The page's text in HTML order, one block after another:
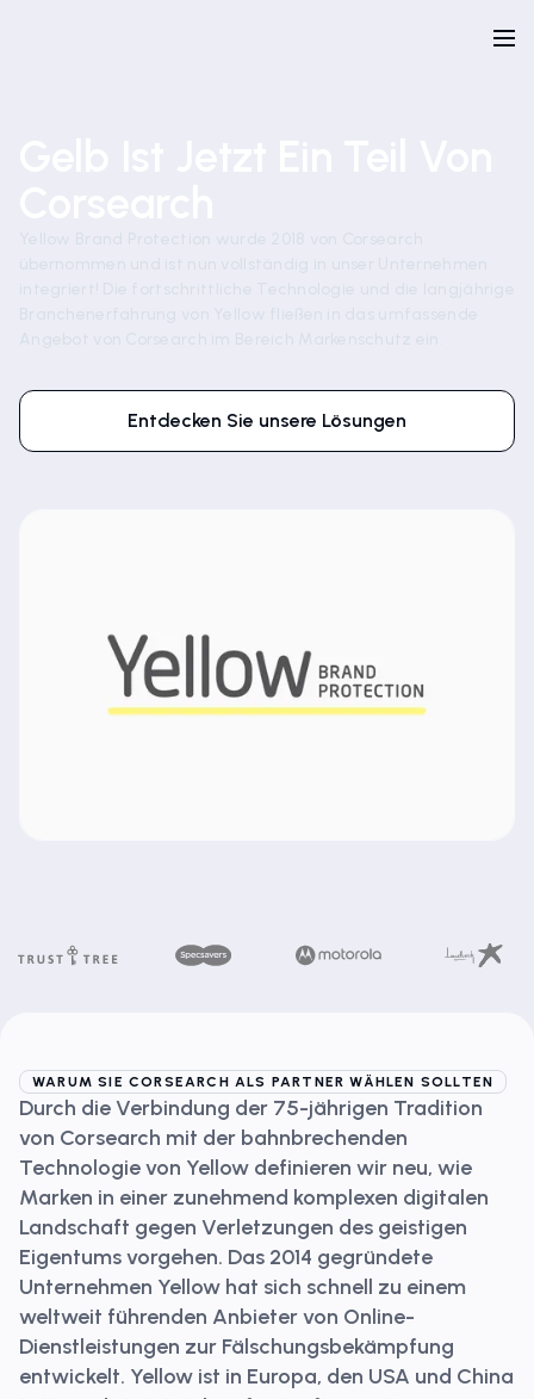
Entdecken Sie unsere Lösungen
WARUM SIE CORSEARCH ALS PARTNER WÄHLEN SOLLTEN
Durch die Verbindung der 75-jährigen Tradition
von Corsearch mit der bahnbrechenden
Technologie von Yellow definieren wir neu, wie
Marken in einer zunehmend komplexen digitalen
Landschaft gegen Verletzungen des geistigen
Eigentums vorgehen. Das 2014 gegründete
Unternehmen Yellow hat sich schnell zu einem
weltweit führenden Anbieter von Online-
Dienstleistungen zur Fälschungsbekämpfung
entwickelt. Yellow ist in Europa, den USA und China